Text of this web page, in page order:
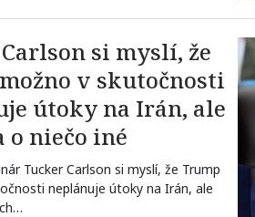
si myslí, že
v skutočnosti
útoky na Irán, ale
o niečo iné
Tucker Carlson si myslí, že Trump
neplánuje útoky na Irán, ale